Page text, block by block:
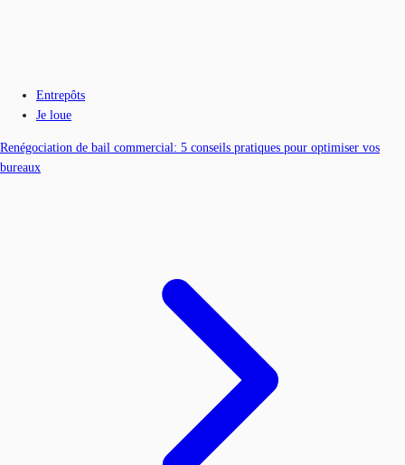
Entrepôts
Je loue
Renégociation de bail commercial: 5 conseils pratiques pour optimiser vos
bureaux